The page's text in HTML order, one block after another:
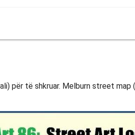
për të shkruar. Melburn street map